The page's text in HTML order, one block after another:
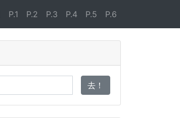
P.1 P.2 P.3 P.4 P.5 P.6
去！